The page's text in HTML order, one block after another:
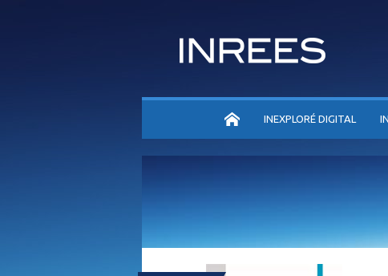
ACCUEILINEXPLORÉ DIGITAL